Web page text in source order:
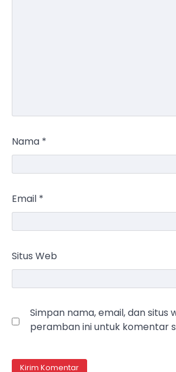
Nama *
Email *
Situs Web
Simpan nama, email, dan situs
peramban ini untuk komentar